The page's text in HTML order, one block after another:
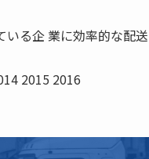
いる企 業に効率的な配送
2015 2016